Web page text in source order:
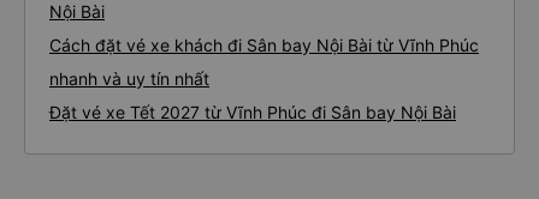
Nội Bài
Cách đặt vé xe khách đi Sân bay Nội Bài từ Vĩnh Phúc
nhanh và uy tín nhất
Đặt vé xe Tết 2027 từ Vĩnh Phúc đi Sân bay Nội Bài